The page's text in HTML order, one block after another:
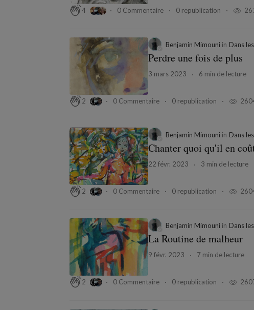
4 0 Commentaire 0 republication
Benjamin Mimouni in Dans
Perdre une fois de plus
3 mars 2023 6 min de lecture
2 0 Commentaire 0 republication
Benjamin Mimouni in Dans
Chanter quoi qu'il en
22 févr. 2023 3 min de lecture
2 0 Commentaire 0 republication
Benjamin Mimouni in Dans
La Routine de malheur
9 févr. 2023 7 min de lecture
2 0 Commentaire 0 republication